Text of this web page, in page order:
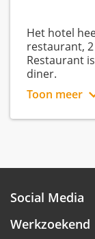
Het hotel
restaurant,
Restaurant
diner.
Een leuk
Toon meer
Social Media
Werkzoekend